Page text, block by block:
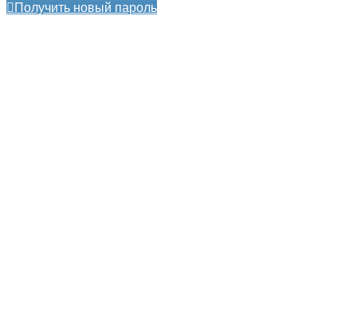
Получить новый пароль